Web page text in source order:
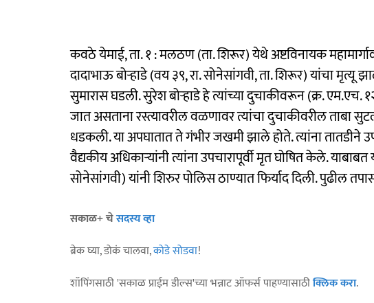
कवठे येमाई, ता. १ : मलठण (ता. शिरूर) येथे अष्टविनायक
दादाभाऊ बोऱ्हाडे (वय ३९, रा. सोनेसांगवी, ता. शिरूर) यांचा मृत्यू
सुमारास घडली. सुरेश बोऱ्हाडे हे त्यांच्या दुचाकीवरून (क्र.
जात असताना रस्त्यावरील वळणावर त्यांचा दुचाकीवरील ताबा
धडकली. या अपघातात ते गंभीर जखमी झाले होते. त्यांना तातडीने
वैद्यकीय अधिकाऱ्यांनी त्यांना उपचारापूर्वी मृत घोषित केले.
सोनेसांगवी) यांनी शिरुर पोलिस ठाण्यात फिर्याद दिली. पुढील
सकाळ+ चेसदस्य व्हा
ब्रेक घ्या, डोकं चालवा,कोडे सोडवा!
शॉपिंगसाठी 'सकाळ प्राईम डील्स'च्या भन्नाट ऑफर्स पाहण्यासाठीक्लिक करा.